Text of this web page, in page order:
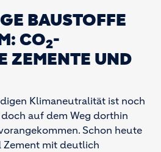
BAUSTOFFE
CO2-
ZEMENTE UND
Klimaneutralität ist noch
auf dem Weg dorthin
Schon heute
Zement mit deutlich